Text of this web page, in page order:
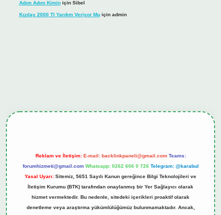
Adım Adım Kiminiçin Sibel
Kızılay 2000 Tl Yardım Veriyor Muiçin admin
Reklam ve İletişim: E-mail: backlinkpaneli@gmail.com Teams:
forumhizmeti@gmail.com Whatsapp: 0262 606 0 726 Telegram: @karabul
Yasal Uyarı: Sitemiz, 5651 Sayılı Kanun gereğince Bilgi Teknolojileri ve
İletişim Kurumu (BTK) tarafından onaylanmış bir Yer Sağlayıcı olarak
hizmet vermektedir. Bu nedenle, sitedeki içerikleri proaktif olarak
denetleme veya araştırma yükümlülüğümüz bulunmamaktadır. Ancak,